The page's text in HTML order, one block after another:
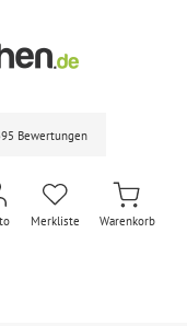
Bewertungen
Merkliste Warenkorb